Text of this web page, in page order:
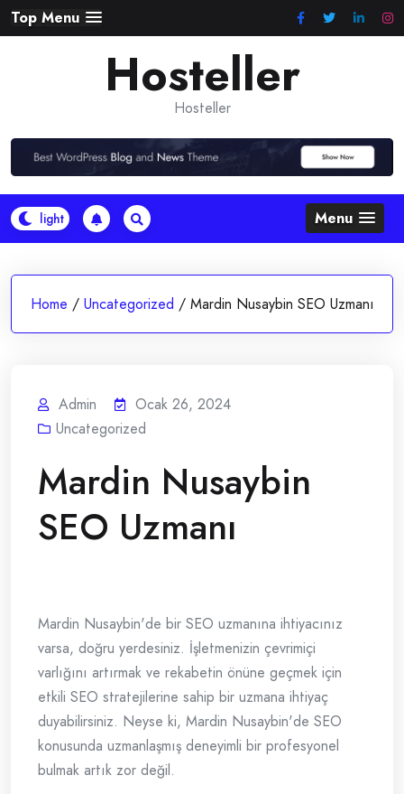
Skip
to
Top Menu
Hosteller
Hosteller
Menu
Home / Uncategorized / Mardin Nusaybin SEO Uzmanı
Admin
Ocak 26, 2024
Uncategorized
Mardin Nusaybin
SEO Uzmanı
Mardin Nusaybin'de bir SEO uzmanına ihtiyacınız
varsa, doğru yerdesiniz. İşletmenizin çevrimiçi
varlığını artırmak ve rekabetin önüne geçmek için
etkili SEO stratejilerine sahip bir uzmana ihtiyaç
duyabilirsiniz. Neyse ki, Mardin Nusaybin'de SEO
konusunda uzmanlaşmış deneyimli bir profesyonel
bulmak artık zor değil.